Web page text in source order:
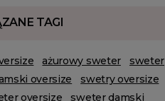
TAGI
ażurowy sweter
sweter
oversize
swetry oversize
oversize
sweter damski